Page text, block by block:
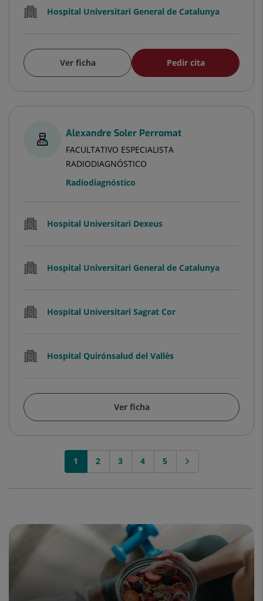
Hospital Universitari General de Catalunya
Ver ficha Pedir cita
Alexandre Soler Perromat
FACULTATIVO ESPECIALISTA
RADIODIAGNÓSTICO
Radiodiagnóstico
Hospital Universitari Dexeus
Hospital Universitari General de Catalunya
Hospital Universitari Sagrat Cor
Hospital Quirónsalud del Vallès
Ver ficha
1 2 3 4 5